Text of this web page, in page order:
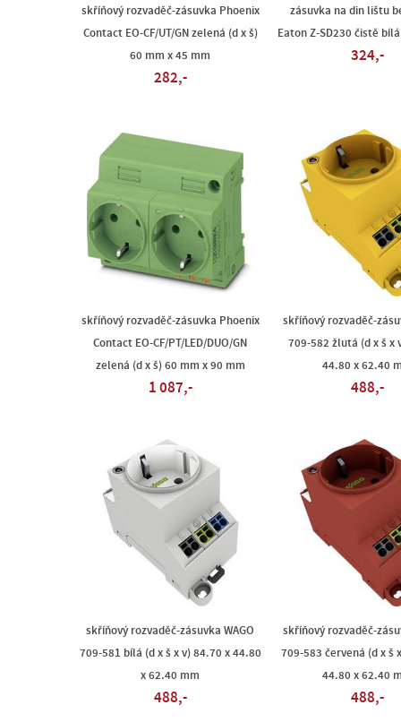
skříňový rozvaděč-zásuvka Phoenix
Contact EO-CF/UT/GN zelená (d x š)
60 mm x 45 mm
282,-
zásuvka na din lištu
Eaton Z-SD230 čistě
324,-
skříňový rozvaděč-zásuvka Phoenix
Contact EO-CF/PT/LED/DUO/GN
zelená (d x š) 60 mm x 90 mm
1 087,-
skříňový rozvaděč-
709-582 žlutá (d x š x
44.80 x 62.40
488,-
skříňový rozvaděč-zásuvka WAGO
709-581 bílá (d x š x v) 84.70 x 44.80
x 62.40 mm
488,-
skříňový rozvaděč-
709-583 červená (d x š
44.80 x 62.40
488,-